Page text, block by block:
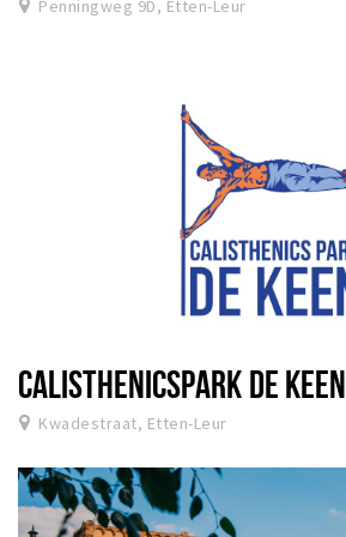
Penningweg 9D, Etten-Leur
CALISTHENICSPARK DE KEEN
Kwadestraat, Etten-Leur